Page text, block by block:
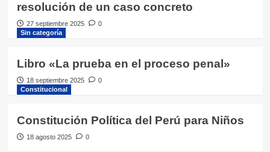
resolución de un caso concreto
27 septiembre 2025
0
Sin categoría
Libro «La prueba en el proceso penal»
18 septiembre 2025
0
Constitucional
Constitución Política del Perú para Niños
18 agosto 2025 0